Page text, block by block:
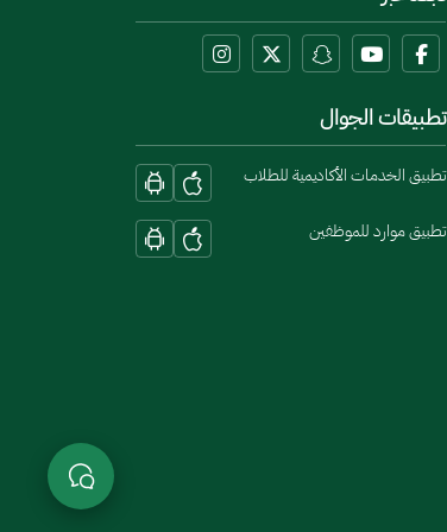
تطبيقات الجوال
تطبيق الخدمات الأكاديمية للطلاب
تطبيق موارد للموظفين